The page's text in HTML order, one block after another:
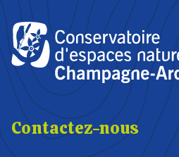
Contactez-nous